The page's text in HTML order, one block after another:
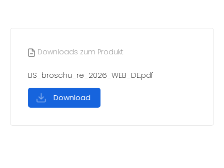
Downloads zum Produkt
LIS_broschu_re_2026_WEB_DE.pdf
Download